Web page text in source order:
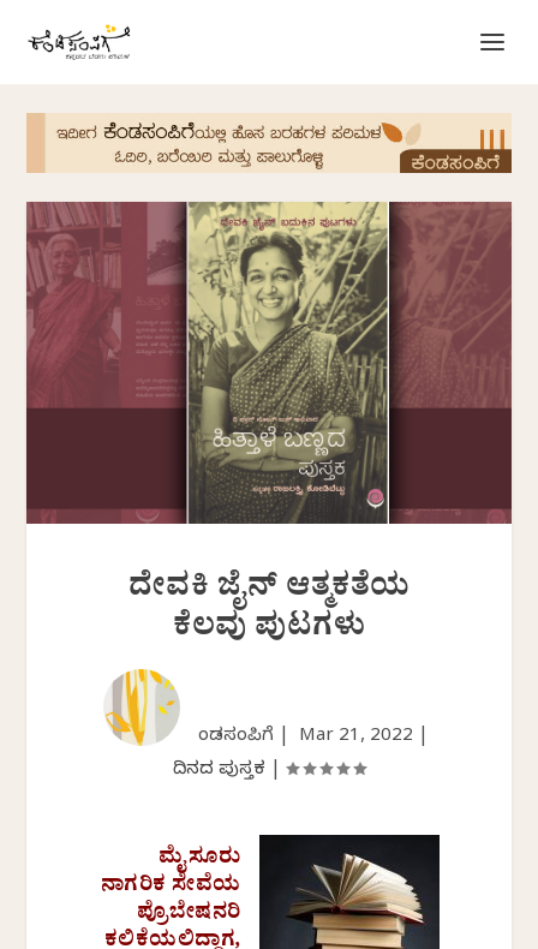
ದೇವಕಿ ಜೈನ್ ಆತ್ಮಕತೆಯ
ಕೆಲವು ಪುಟಗಳು
ಕೆಂಡಸಂಪಿಗೆ | Mar 21, 2022
ದಿನದ ಪುಸ್ತಕ
ಮೈಸೂರು
ನಾಗರಿಕ ಸೇವೆಯ
ಪ್ರೊಬೇಷನರಿ